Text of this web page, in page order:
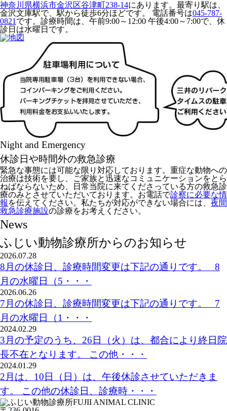
神奈川県横浜市金沢区谷津町238-14にあります。最寄り駅は、
金沢文庫駅で、駅から徒歩6分ほどです。 電話番号は045-787-
0821 です。診療時間は、 午前9:00～12:00 午後4:00～7:00で、休
診日は水曜日 です。
Night and Emergency
休診日や時間外の救急診療
緊急な事態には可能な限り対応しております。重症な動物への
治療は技術を要し、ご家族と迅速なコミュニケーションをとら
ねばならないため、日常当院に来てくださっている方の救急診
療のみとさせていただいております。お電話で診察に必要な情
報 を伝えてください。私たちが対応ができない場合には、 夜間
救急診療施設の診療をお考えください。
News
ふじい動物診療所からのお知らせ
2026.07.28
8月の休診日、診療時間変更は下記の通りです。 8
月の水曜日（5・・・
2026.06.26
7月の休診日、診療時間変更は下記の通りです。 7
月の水曜日（1・・・
2024.02.29
3月の予定のうち、26日（火）は、都合により終日院
長不在となります。 この他・・・
2024.01.29
2月は、10日（日）は、午後休診させていただきま
す。 この他の休診日、診療時・・・
FUJII ANIMAL CLINIC